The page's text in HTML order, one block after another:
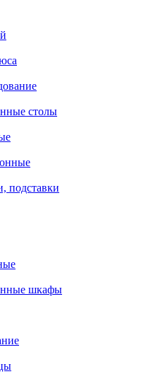
столы
подставки
шкафы